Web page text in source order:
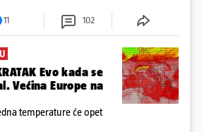
11 102
Evo kada se
Većina Europe na
temperature će opet